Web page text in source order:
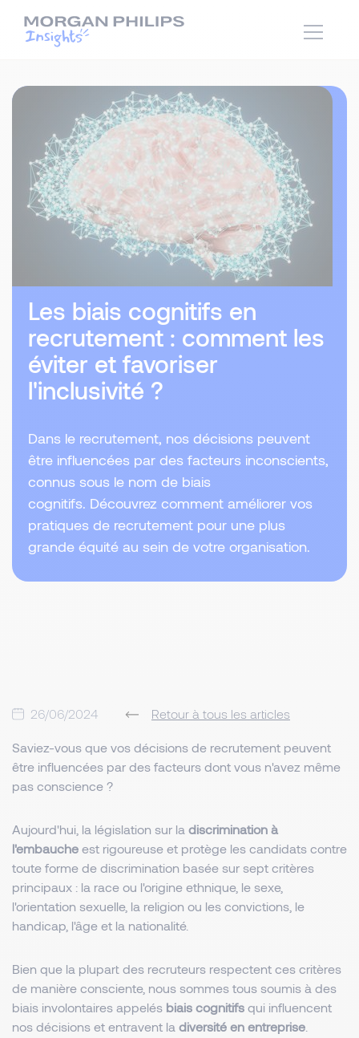
Les biais cognitifs en
recrutement : comment les
éviter et favoriser
l'inclusivité ?
Dans le recrutement, nos décisions peuvent
être influencées par des facteurs inconscients,
connus sous le nom de biais
cognitifs. Découvrez comment améliorer vos
pratiques de recrutement pour une plus
grande équité au sein de votre organisation.
26/06/2024 Retour à tous les articles
Saviez-vous que vos décisions de recrutement peuvent
être influencées par des facteurs dont vous n'avez même
pas conscience ?
Aujourd'hui, la législation sur la discrimination à
l'embauche est rigoureuse et protège les candidats contre
toute forme de discrimination basée sur sept critères
principaux : la race ou l'origine ethnique, le sexe,
l'orientation sexuelle, la religion ou les convictions, le
handicap, l'âge et la nationalité.
Bien que la plupart des recruteurs respectent ces critères
de manière consciente, nous sommes tous soumis à des
biais involontaires appelés biais cognitifs qui influencent
nos décisions et entravent la diversité en entreprise